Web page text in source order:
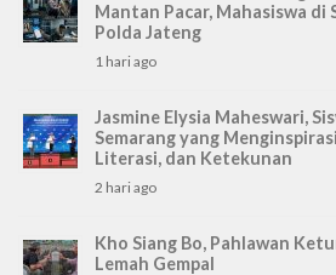
Mantan Pacar, Mahasiswa di
Polda Jateng
1 hari ago
Jasmine Elysia Maheswari,
Semarang yang
Literasi, dan Ketekunan
2 hari ago
Kho Siang Bo, Pahlawan
Lemah Gempal